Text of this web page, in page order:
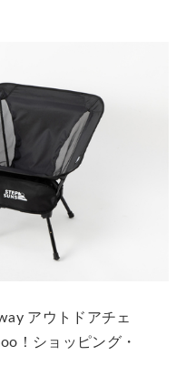
アウトドアチェ
！ショッピング・